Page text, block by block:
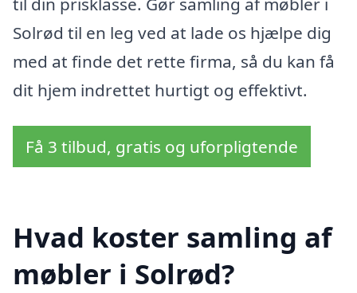
Solrød til en leg ved at lade os hjælpe dig
med at finde det rette firma, så du kan få
dit hjem indrettet hurtigt og effektivt.
Få 3 tilbud, gratis og uforpligtende
Hvad koster samling af
møbler i Solrød?